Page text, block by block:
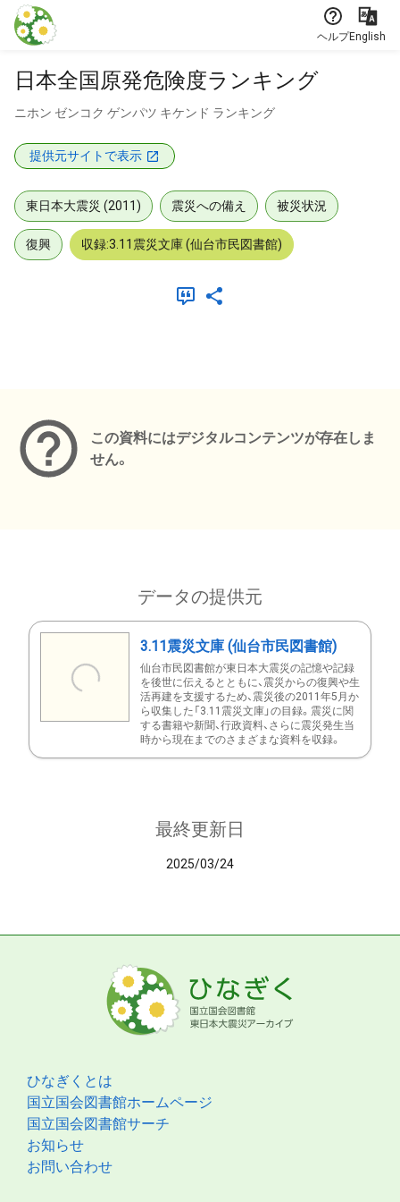
本文に飛ぶ
ヘルプEnglish
日本全国原発危険度ランキング
ニホン ゼンコク ゲンパツ キケンド ランキング
提供元サイトで表示
東日本大震災 (2011) 震災への備え 被災状況
復興 収録:3.11震災文庫 (仙台市民図書館)
この資料にはデジタルコンテンツが存在しま
せん。
データの提供元
3.11震災文庫 (仙台市民図書館)
仙台市民図書館が東日本大震災の記憶や記録
を後世に伝えるとともに、震災からの復興や生
活再建を支援するため、震災後の2011年5月か
ら収集した「3.11震災文庫」の目録。震災に関
する書籍や新聞、行政資料、さらに震災発生当
時から現在までのさまざまな資料を収録。
最終更新日
2025/03/24
ひなぎくとは
国立国会図書館ホームページ
国立国会図書館サーチ
お知らせ
お問い合わせ